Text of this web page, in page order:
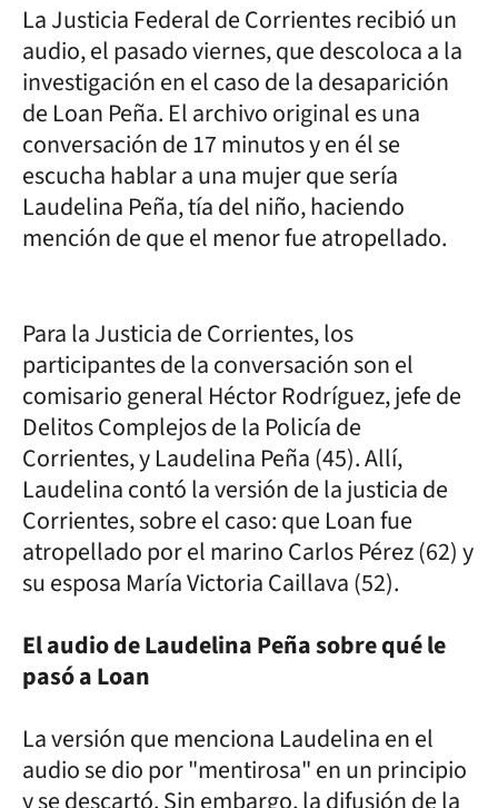
La Justicia Federal de Corrientes recibió un
audio, el pasado viernes, que descoloca a la
investigación en el caso de la desaparición
de Loan Peña. El archivo original es una
conversación de 17 minutos y en él se
escucha hablar a una mujer que sería
Laudelina Peña, tía del niño, haciendo
mención de que el menor fue atropellado.
Para la Justicia de Corrientes, los
participantes de la conversación son el
comisario general Héctor Rodríguez, jefe de
Delitos Complejos de la Policía de
Corrientes, y Laudelina Peña (45). Allí,
Laudelina contó la versión de la justicia de
Corrientes, sobre el caso: que Loan fue
atropellado por el marino Carlos Pérez (62) y
su esposa María Victoria Caillava (52).
El audio de Laudelina Peña sobre qué le
pasó a Loan
La versión que menciona Laudelina en el
audio se dio por "mentirosa" en un principio